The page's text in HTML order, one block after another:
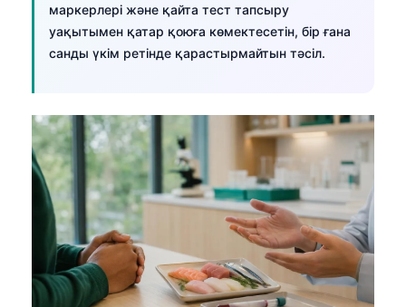
маркерлері және қайта тест тапсыру
уақытымен қатар қоюға көмектесетін, бір ғана
санды үкім ретінде қарастырмайтын тәсіл.